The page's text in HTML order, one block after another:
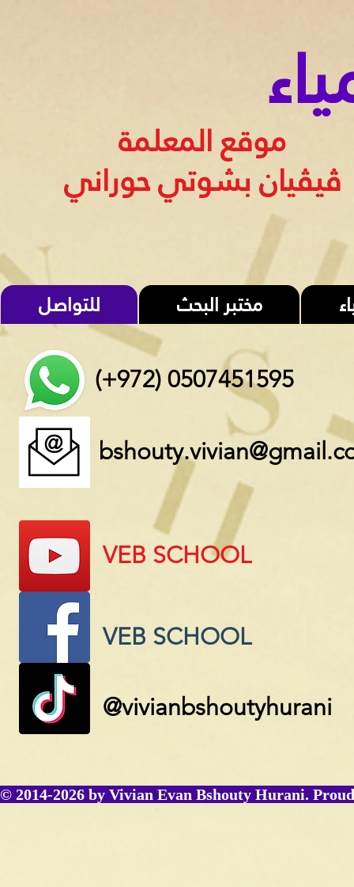
موقع المعلمة
ڤيڤيان بشوتي حوراني
مختبر البحث للتواصل
(+972) 0507451595
VEB SCHOOL
VEB SCHOOL
@vivianbshoutyhurani
© 2014-2026 by Vivian Evan Bshouty Hurani.